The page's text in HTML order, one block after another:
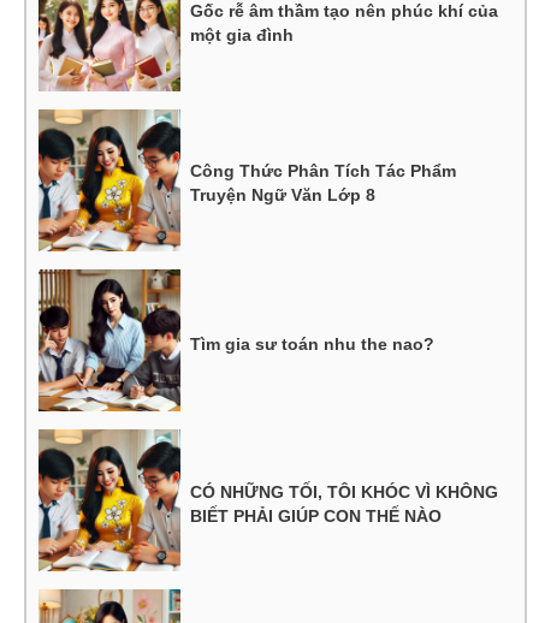
Gốc rễ âm thầm tạo nên phúc khí của
một gia đình
Công Thức Phân Tích Tác Phẩm
Truyện Ngữ Văn Lớp 8
Tìm gia sư toán nhu the nao?
CÓ NHỮNG TỐI, TÔI KHÓC VÌ KHÔNG
BIẾT PHẢI GIÚP CON THẾ NÀO